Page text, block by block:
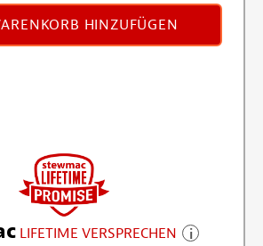
HINZUFÜGEN
LIFETIME VERSPRECHEN